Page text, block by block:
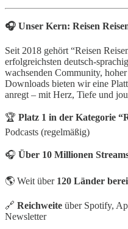
🎧 Unser Kern: Reisen
Seit 2018 gehört “Reisen
erfolgreichsten deutsch-
wachsenden Community,
Downloads bieten wir eine
anregt – mit Herz, Tiefe und
🏆 Platz 1 in der Kategorie
Podcasts (regelmäßig)
🎧 Über 10 Millionen
🌎 Weit über 120 Länder
🔗 Reichweite über Spotify,
Newsletter